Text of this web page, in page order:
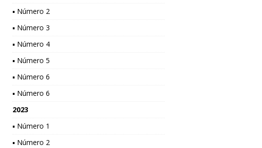
▪ Número 2
▪ Número 3
▪ Número 4
▪ Número 5
▪ Número 6
▪ Número 6
2023
▪ Número 1
▪ Número 2